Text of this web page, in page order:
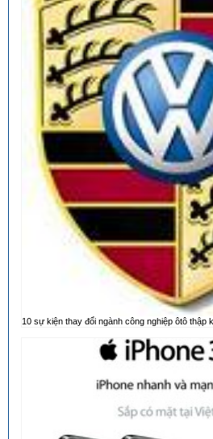
10 sự kiện thay đổi ngành công nghiệp ôtô thập